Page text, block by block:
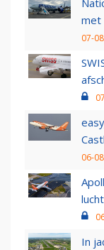
met
07-
06-
In